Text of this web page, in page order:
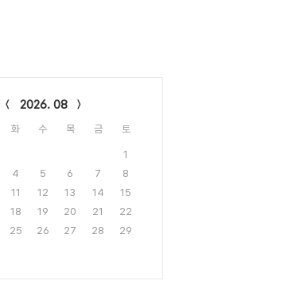
2026. 08
화 수 목 금 토
1
4 5 6 7
8
11 12 13 14
15
18 19 20 21
22
25 26 27 28
29